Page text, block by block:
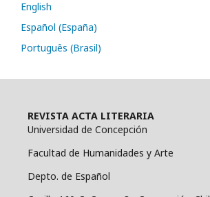
English
Español (España)
Português (Brasil)
REVISTA ACTA LITERARIA
Universidad de Concepción
Facultad de Humanidades y Arte
Depto. de Español